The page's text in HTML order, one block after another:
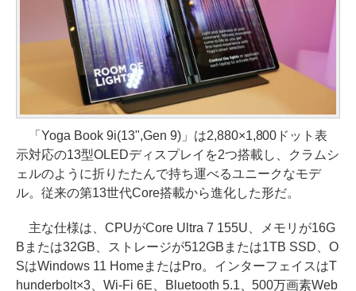
「Yoga Book 9i(13",Gen 9)」は2,880×1,800ドット表
示対応の13型OLEDディスプレイを2つ搭載し、クラムシ
ェルのように折りたたんで持ち運べるユニークなモデ
ル。従来の第13世代Core搭載から進化した形だ。
主な仕様は、CPUがCore Ultra 7 155U、メモリが16G
Bまたは32GB、ストレージが512GBまたは1TB SSD、O
SはWindows 11 HomeまたはPro。インターフェイスはT
hunderbolt×3、Wi-Fi 6E、Bluetooth 5.1、500万画素Web